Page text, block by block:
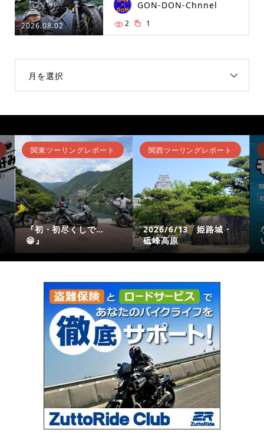
2026.08.02
GON-DON-Chnnel
2 1
月を選択
関東ツーリングレポート
『初・初尽くしで…
😁』
関西ツーリングレポート
2026/6/13 姫路城・
砥峰高原